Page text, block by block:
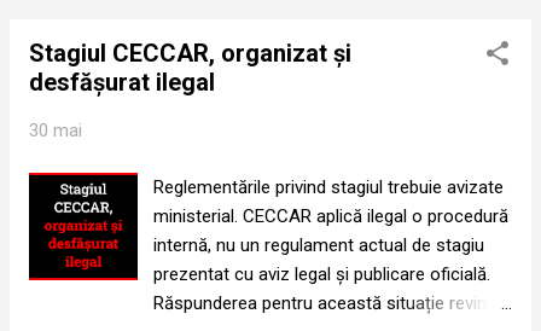
România pe site-ul Ministerului Finanțelor nu
mai poate fi tratată ca o simplă formalitate
necesare pentru funcționarea organismului
profesional. Într-o organizație profesională
de interes public, fără scop patrimonial,
excedentul poate fi firesc numai atunci când
este temporar, explicat și legat de proiecte
Stagiul CECCAR, organizat și
desfășurat ilegal
30 mai
Reglementările privind stagiul trebuie avizate
ministerial. CECCAR aplică ilegal o procedură
internă, nu un regulament actual de stagiu
prezentat cu aviz legal și publicare oficială.
Răspunderea pentru această situație revine